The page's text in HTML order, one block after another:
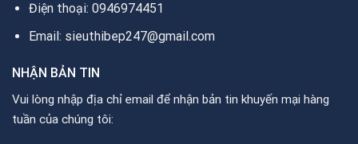
Điện thoại: 0946974451
Email: sieuthibep247@gmail.com
NHẬN BẢN TIN
Vui lòng nhập địa chỉ email để nhận bản tin khuyến mại hàng
tuần của chúng tôi: